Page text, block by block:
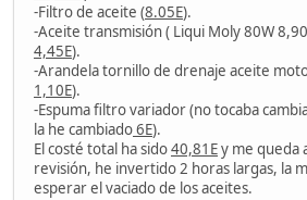
-Filtro de aceite (8.05E).
-Aceite transmisión ( Liqui Moly 80W
4,45E).
-Arandela tornillo de drenaje aceite
1,10E).
-Espuma filtro variador (no tocaba
la he cambiado6E).
El costé total ha sido40,81Ey me queda
revisión, he invertido 2 horas largas, la
esperar el vaciado de los aceites.